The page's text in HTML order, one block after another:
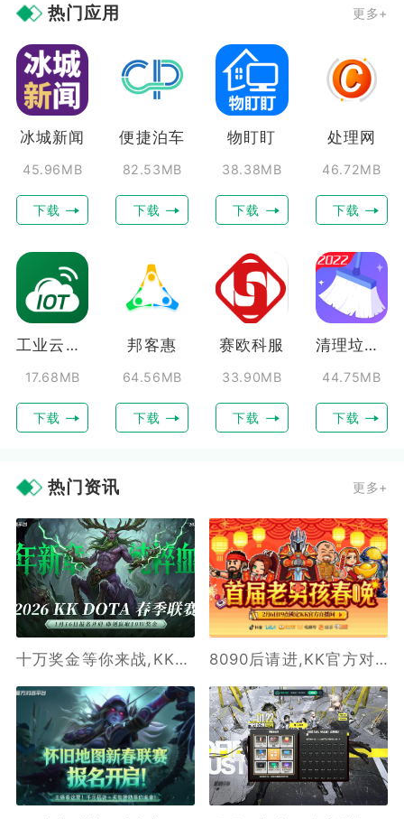
热门应用 更多+
冰城新闻
45.96MB
下载
便捷泊车
82.53MB
下载
物盯盯
38.38MB
下载
处理网
46.72MB
下载
工业云智能
17.68MB
下载
邦客惠
64.56MB
下载
赛欧科服
33.90MB
下载
清理垃圾王
44.75MB
下载
热门资讯 更多+
十万奖金等你来战,KK官方对战平台DotA 2026春季联赛开启 8090后请进,KK官方对战平台邀请全国2.3亿老男孩一起看春晚